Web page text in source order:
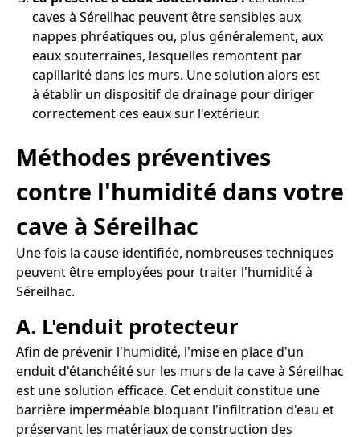
caves à Séreilhac peuvent être sensibles aux
nappes phréatiques ou, plus généralement, aux
eaux souterraines, lesquelles remontent par
capillarité dans les murs. Une solution alors est
à établir un dispositif de drainage pour diriger
correctement ces eaux sur l'extérieur.
Méthodes préventives
contre l'humidité dans votre
cave à Séreilhac
Une fois la cause identifiée, nombreuses techniques
peuvent être employées pour traiter l'humidité à
Séreilhac.
A. L'enduit protecteur
Afin de prévenir l'humidité, l'mise en place d'un
enduit d'étanchéité sur les murs de la cave à Séreilhac
est une solution efficace. Cet enduit constitue une
barrière imperméable bloquant l'infiltration d'eau et
préservant les matériaux de construction des